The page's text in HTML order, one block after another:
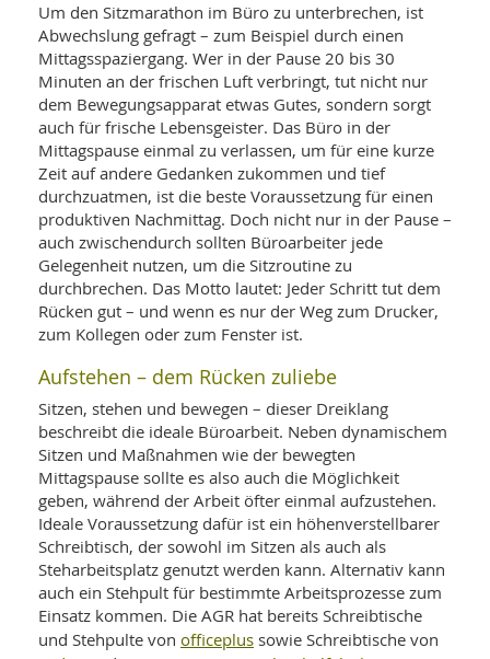
Um den Sitzmarathon im Büro zu unterbrechen, ist
Abwechslung gefragt – zum Beispiel durch einen
Mittagsspaziergang. Wer in der Pause 20 bis 30
Minuten an der frischen Luft verbringt, tut nicht nur
dem Bewegungsapparat etwas Gutes, sondern sorgt
auch für frische Lebensgeister. Das Büro in der
Mittagspause einmal zu verlassen, um für eine kurze
Zeit auf andere Gedanken zukommen und tief
durchzuatmen, ist die beste Voraussetzung für einen
produktiven Nachmittag. Doch nicht nur in der Pause –
auch zwischendurch sollten Büroarbeiter jede
Gelegenheit nutzen, um die Sitzroutine zu
durchbrechen. Das Motto lautet: Jeder Schritt tut dem
Rücken gut – und wenn es nur der Weg zum Drucker,
zum Kollegen oder zum Fenster ist.
Aufstehen – dem Rücken zuliebe
Sitzen, stehen und bewegen – dieser Dreiklang
beschreibt die ideale Büroarbeit. Neben dynamischem
Sitzen und Maßnahmen wie der bewegten
Mittagspause sollte es also auch die Möglichkeit
geben, während der Arbeit öfter einmal aufzustehen.
Ideale Voraussetzung dafür ist ein höhenverstellbarer
Schreibtisch, der sowohl im Sitzen als auch als
Steharbeitsplatz genutzt werden kann. Alternativ kann
auch ein Stehpult für bestimmte Arbeitsprozesse zum
Einsatz kommen. Die AGR hat bereits Schreibtische
und Stehpulte von officeplus sowie Schreibtische von